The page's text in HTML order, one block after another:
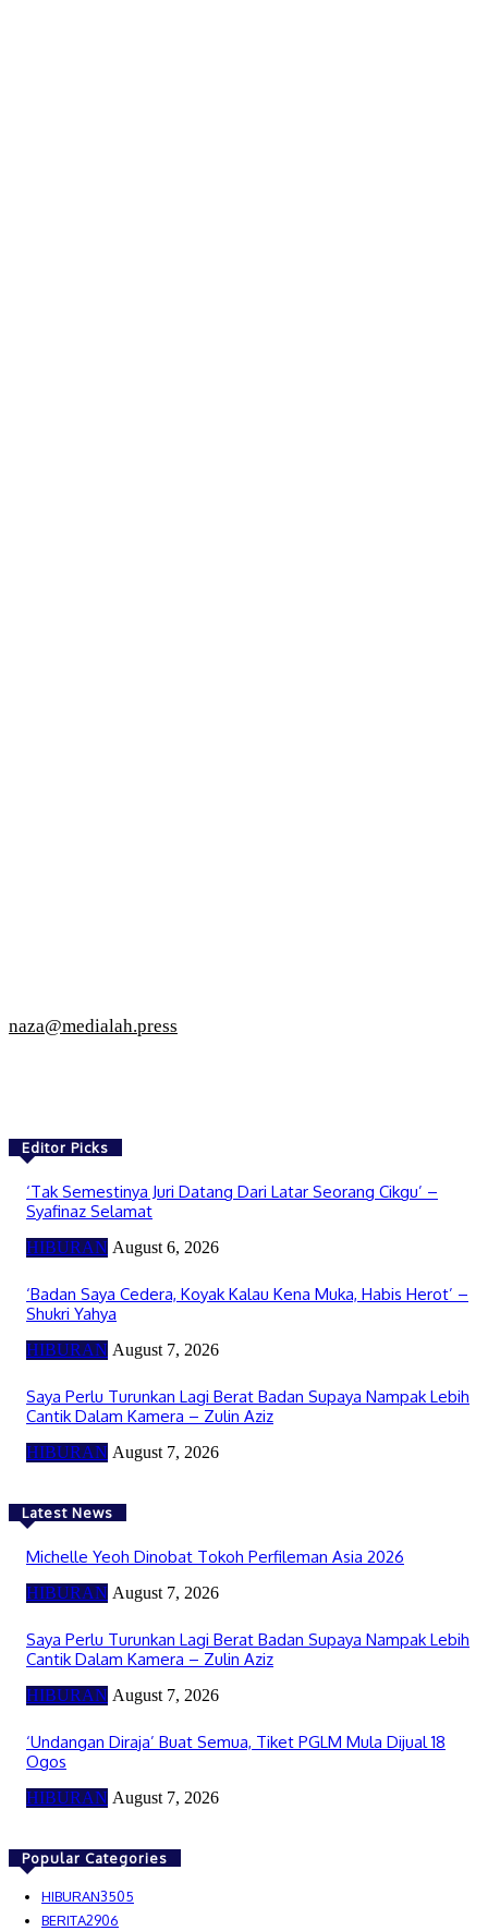
naza@medialah.press
Editor Picks
‘Tak Semestinya Juri Datang Dari Latar Seorang Cikgu’ –
Syafinaz Selamat
HIBURAN August 6, 2026
‘Badan Saya Cedera, Koyak Kalau Kena Muka, Habis Herot’ –
Shukri Yahya
HIBURAN August 7, 2026
Saya Perlu Turunkan Lagi Berat Badan Supaya Nampak Lebih
Cantik Dalam Kamera – Zulin Aziz
HIBURAN August 7, 2026
Latest News
Michelle Yeoh Dinobat Tokoh Perfileman Asia 2026
HIBURAN August 7, 2026
Saya Perlu Turunkan Lagi Berat Badan Supaya Nampak Lebih
Cantik Dalam Kamera – Zulin Aziz
HIBURAN August 7, 2026
‘Undangan Diraja’ Buat Semua, Tiket PGLM Mula Dijual 18
Ogos
HIBURAN August 7, 2026
Popular Categories
HIBURAN3505
BERITA2906